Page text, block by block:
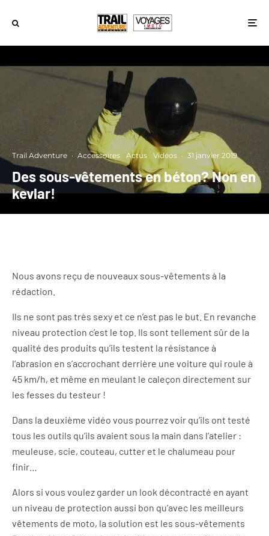
Trail Adventure · Accessoires Actus Vidéos · 31 janvier 2019
Des sous-vêtements en béton? Non en
kevlar!
Nous avons reçu de nouveaux sous-vêtements à la
rédaction.
Ils ne sont pas très sexy et ce n’est pas le but. En revanche
niveau protection c’est le top. Ils sont tellement sûr de la
qualité des produits qu’ils testent la résistance à
l’abrasion en s’accrochant derrière une voiture qui roule à
45 km/h, et même en meulant le caleçon directement sur
les fesses du testeur !
Dans la deuxième vidéo vous pourrez voir qu’ils ont testé
tous les outils qu’ils avaient sous la main dans l’atelier :
meuleuse, scie, couteau, cutter et le chalumeau pour
finir…
Alors si vous voulez garder un look décontracté en ayant
un niveau de protection aussi bon qu’avec les meilleurs
vêtements de moto, la solution est les sous-vêtements